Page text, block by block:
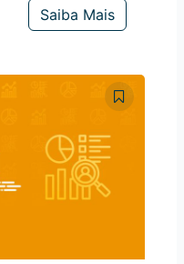
Saiba Mais